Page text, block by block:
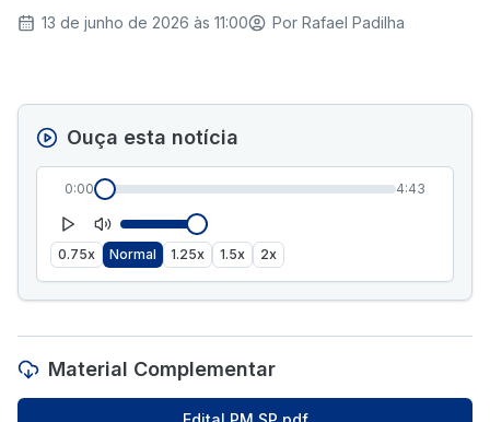
13 de junho de 2026 às 11:00 Por Rafael Padilha
Ouça esta notícia
0:00 4:43
0.75x Normal 1.25x 1.5x 2x
Material Complementar